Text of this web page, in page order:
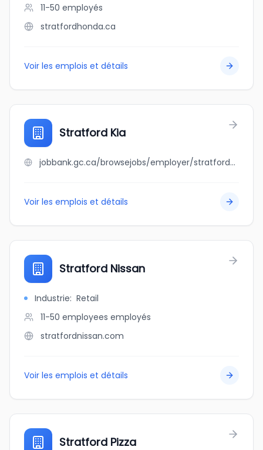
11-50 employés
stratfordhonda.ca
Voir les emplois et détails
Stratford Kia
jobbank.gc.ca/browsejobs/employer/stratford+kia/ca
Voir les emplois et détails
Stratford Nissan
Industrie: Retail
11-50 employees employés
stratfordnissan.com
Voir les emplois et détails
Stratford Pizza